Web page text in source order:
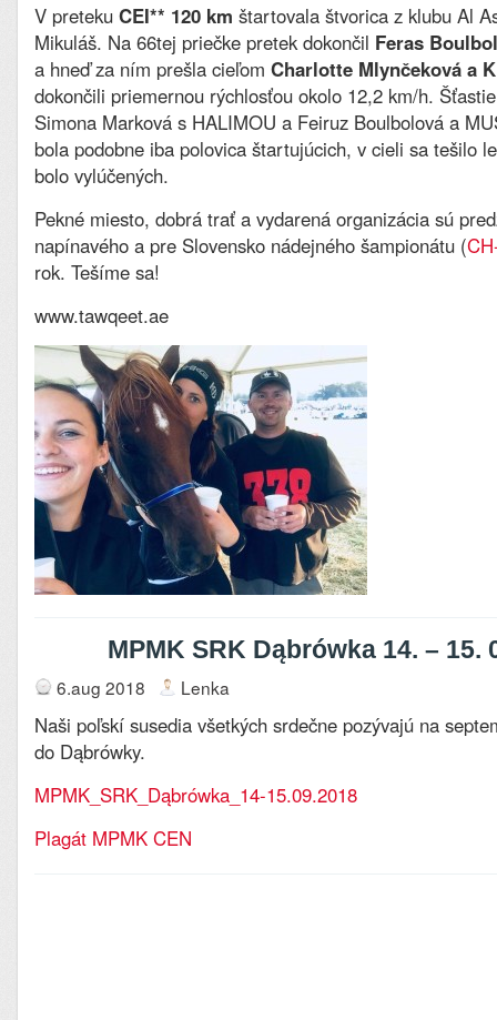
V preteku CEI** 120 km štartovala štvorica z klubu Al
Mikuláš. Na 66tej priečke pretek dokončil Feras
a hneď za ním prešla cieľom Charlotte Mlynčeková a
dokončili priemernou rýchlosťou okolo 12,2 km/h.
Simona Marková s HALIMOU a Feiruz Boulbolová a
bola podobne iba polovica štartujúcich, v cieli sa tešilo
bolo vylúčených.
Pekné miesto, dobrá trať a vydarená organizácia sú
napínavého a pre Slovensko nádejného šampionátu (
rok. Tešíme sa!
www.tawqeet.ae
MPMK SRK Dąbrówka 14. – 15.
6.aug 2018 Lenka
Naši poľskí susedia všetkých srdečne pozývajú na
do Dąbrówky.
MPMK_SRK_Dąbrówka_14-15.09.2018
Plagát MPMK CEN